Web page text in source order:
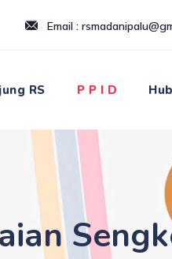
Email :
RS P P I D